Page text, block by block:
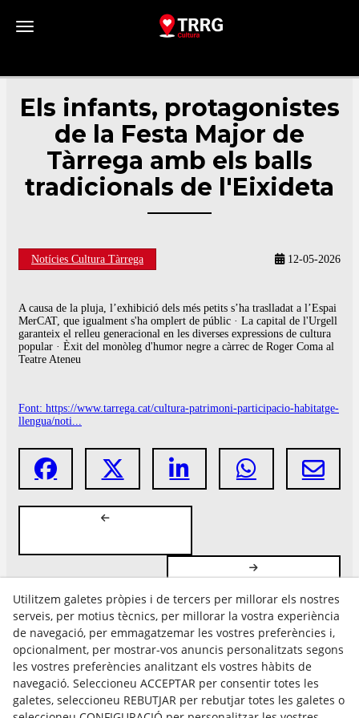
Toggle navigation
Els infants, protagonistes
de la Festa Major de
Tàrrega amb els balls
tradicionals de l'Eixideta
Notícies Cultura Tàrrega 12-05-2026
A causa de la pluja, l’exhibició dels més petits s’ha traslladat a l’Espai
MerCAT, que igualment s'ha omplert de públic · La capital de l'Urgell
garanteix el relleu generacional en les diverses expressions de cultura
popular · Èxit del monòleg d'humor negre a càrrec de Roger Coma al
Teatre Ateneu
Font: https://www.tarrega.cat/cultura-patrimoni-participacio-habitatge-
llengua/noti...
Avís Legal
Política Cookies
Política de Privacitat
Utilitzem galetes pròpies i de tercers per millorar els nostres
serveis, per motius tècnics, per millorar la vostra experiència
de navegació, per emmagatzemar les vostres preferències i,
opcionalment, per mostrar-vos anuncis personalitzats segons
les vostres preferències analitzant els vostres hàbits de
navegació. Seleccioneu ACCEPTAR per consentir totes les
galetes, seleccioneu REBUTJAR per rebutjar totes les galetes o